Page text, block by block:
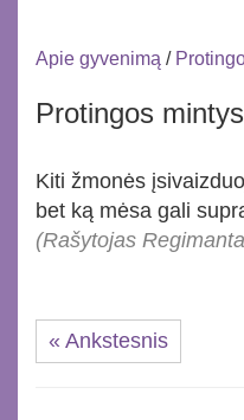
Apie gyvenimą /
Protingos
Kiti žmonės
bet ką mėsa gali
(Rašytojas
« Ankstesnis